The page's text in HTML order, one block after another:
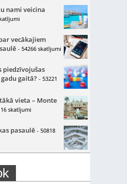
nami veicina
vecākajiem
- 54266 skatījumi
piedzīvojušas
gaitā? - 53221
vieta – Monte
skatījumi
pasaulē - 50818